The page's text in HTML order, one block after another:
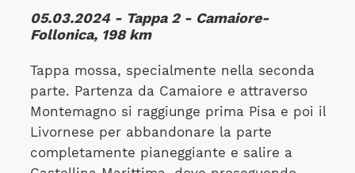
05.03.2024 - Tappa 2 - Camaiore-
Follonica, 198 km
Tappa mossa, specialmente nella seconda
parte. Partenza da Camaiore e attraverso
Montemagno si raggiunge prima Pisa e poi il
Livornese per abbandonare la parte
completamente pianeggiante e salire a